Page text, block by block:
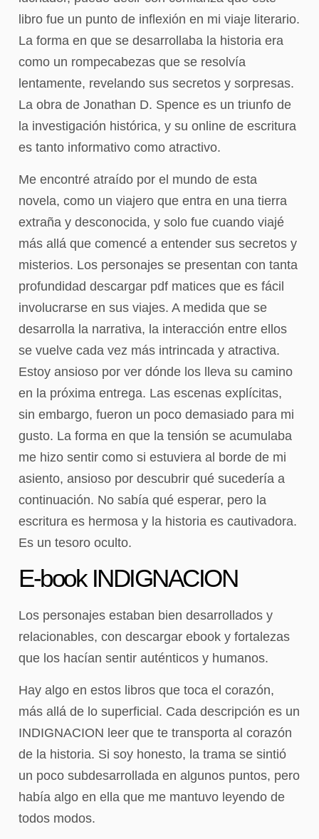
libro fue un punto de inflexión en mi viaje literario.
La forma en que se desarrollaba la historia era
como un rompecabezas que se resolvía
lentamente, revelando sus secretos y sorpresas.
La obra de Jonathan D. Spence es un triunfo de
la investigación histórica, y su online de escritura
es tanto informativo como atractivo.
Me encontré atraído por el mundo de esta
novela, como un viajero que entra en una tierra
extraña y desconocida, y solo fue cuando viajé
más allá que comencé a entender sus secretos y
misterios. Los personajes se presentan con tanta
profundidad descargar pdf matices que es fácil
involucrarse en sus viajes. A medida que se
desarrolla la narrativa, la interacción entre ellos
se vuelve cada vez más intrincada y atractiva.
Estoy ansioso por ver dónde los lleva su camino
en la próxima entrega. Las escenas explícitas,
sin embargo, fueron un poco demasiado para mi
gusto. La forma en que la tensión se acumulaba
me hizo sentir como si estuviera al borde de mi
asiento, ansioso por descubrir qué sucedería a
continuación. No sabía qué esperar, pero la
escritura es hermosa y la historia es cautivadora.
Es un tesoro oculto.
E-book INDIGNACION
Los personajes estaban bien desarrollados y
relacionables, con descargar ebook y fortalezas
que los hacían sentir auténticos y humanos.
Hay algo en estos libros que toca el corazón,
más allá de lo superficial. Cada descripción es un
INDIGNACION leer que te transporta al corazón
de la historia. Si soy honesto, la trama se sintió
un poco subdesarrollada en algunos puntos, pero
había algo en ella que me mantuvo leyendo de
todos modos.